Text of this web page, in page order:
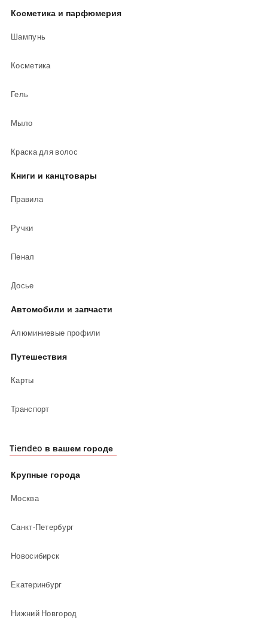
Косметика и парфюмерия
Шампунь
Косметика
Гель
Мыло
Краска для волос
Книги и канцтовары
Правила
Ручки
Пенал
Досье
Автомобили и запчасти
Алюминиевые профили
Путешествия
Карты
Транспорт
Tiendeo в вашем городе
Крупные города
Москва
Санкт-Петербург
Новосибирск
Екатеринбург
Нижний Новгород